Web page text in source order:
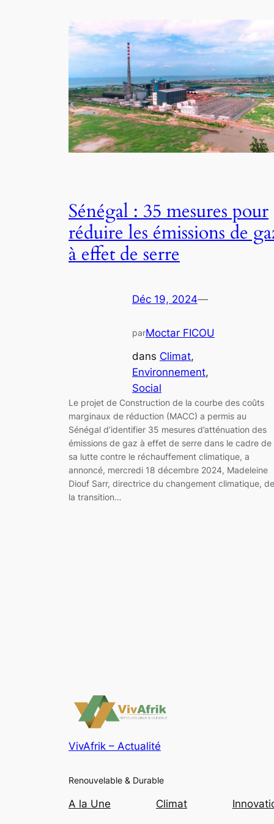
Sénégal : 35 mesures pour
réduire les émissions de
à effet de serre
Déc 19, 2024—
parMoctar FICOU
dans Climat
Environnement
Social
Le projet de Construction de la courbe des coûts
marginaux de réduction (MACC) a permis au
Sénégal d’identifier 35 mesures d’atténuation des
émissions de gaz à effet de serre dans le cadre de
sa lutte contre le réchauffement climatique, a
annoncé, mercredi 18 décembre 2024, Madeleine
Diouf Sarr, directrice du changement climatique, de
la transition…
VivAfrik – Actualité
Renouvelable & Durable
A la Une Climat